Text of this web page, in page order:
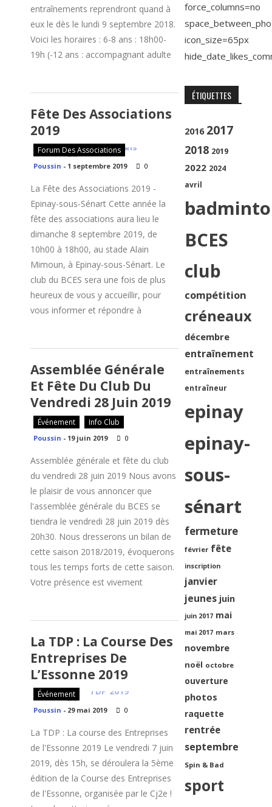
entraînements reprendront quand à
eux le dès le lundi 9 septembre 2018.
Voici les horaires : 6-8 ans : 18h00-
19h (-12 ans : accompagnant adulte
Fête Des Associations
2019
Forum Des Associations
Poussin - 1 septembre 2019 0
La Fête des Associations 2019 -
Epinay-sous-Sénart Cette année la
fête des associations aura lieu le
dimanche 8 septembre 2019, de
10h00 à 18h00, au stade Alain
Mimoun, à Epinay-sous-Sénart. Le
club du BCES sera une fois de plus
heureux de vous y accueillir, pour
vous informer et répondre à
Assemblée Générale
Et Fête Du Club Du
Vendredi 28 Juin 2019
Événement Info Club
Poussin - 19 juin 2019 0
Assemblée générale et fête du club
du vendredi 28 juin 2019 Nous avons
le plaisir de vous annoncer que
l'assemblée générale du BCES se
tiendra le vendredi 28 juin 2019 dès
20h30. Nous dresserons un bilan de
cette saison 2018/2019, évoquerons
tous les temps forts de cette saison.
Votre présence est vivement
La TDP : La Course Des
Entreprises De
L’Essonne 2019
Événement
Poussin - 29 mai 2019 0
La TDP : La course des Entreprises
de l'Essonne 2019 Le vendredi 7 juin
2019, dès 15h, se déroulera la 5ème
édition de la Course des Entreprises
de l'Essonne, organisée par le Cj2e !
force_columns=no
icon_size=65px
ÉTIQUETTES
2016 2017
2018 2019
2022 2024
avril
BCES
club
compétition
créneaux
décembre
entraînement
entraînements
entraîneur
epinay
epinay-
sous-
sénart
fermeture
février fête
inscription
janvier
jeunes juin
juin 2017 mai
mai 2017 mars
novembre
noël octobre
ouverture
photos
raquette
rentrée
septembre
Spin & Bad
sport